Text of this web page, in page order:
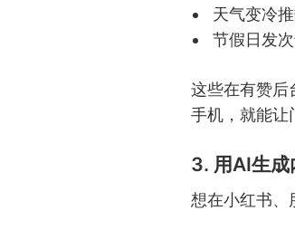
天气变冷
节假日发
这些在有赞后
手机，就能让
3. 用AI生成
想在小红书、